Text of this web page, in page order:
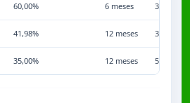
60,00% 6 meses 3,50%
41,98% 12 meses 3,50%
35,00% 12 meses 5,00%